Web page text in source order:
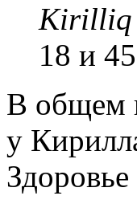
Kirilliq
18 и
В общем
у